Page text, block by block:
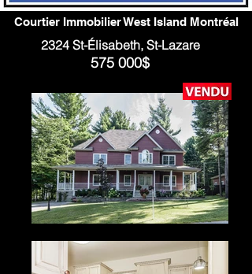
Courtier Immobilier West Island Montréal
2324 St-Élisabeth, St-Lazare
575 000$